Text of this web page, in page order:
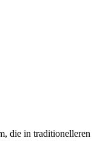
die in traditionelleren